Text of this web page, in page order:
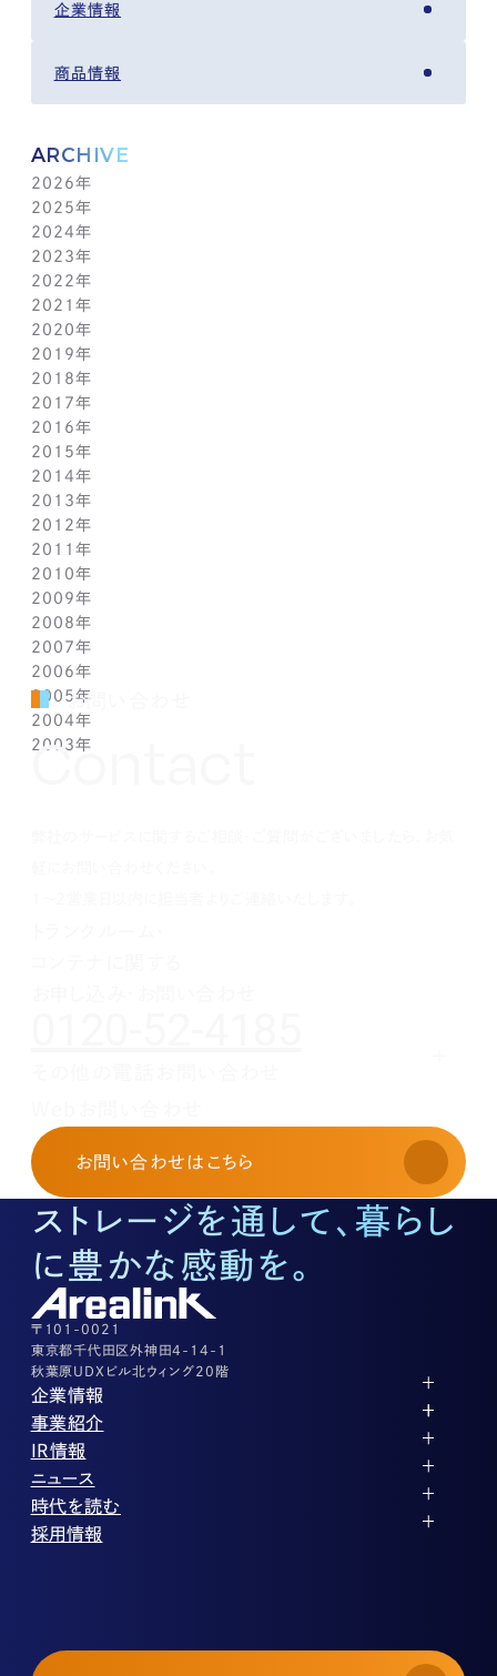
企業情報
商品情報
ARCHIVE
2026年
8月(1)
7月(14)
6月(5)
5月(6)
4月(12)
3月(13)
2月(9)
1月(4)
2025年
12月(6)
11月(5)
10月(8)
9月(12)
8月(8)
7月(10)
6月(6)
5月(7)
4月(11)
3月(9)
2月(10)
1月(5)
2024年
12月(7)
11月(5)
10月(12)
9月(4)
8月(5)
7月(11)
6月(7)
5月(5)
4月(11)
3月(6)
2月(13)
1月(2)
2023年
12月(3)
11月(13)
10月(11)
9月(3)
8月(5)
7月(8)
6月(2)
5月(12)
4月(5)
3月(8)
2月(9)
1月(3)
2022年
12月(2)
11月(4)
10月(4)
9月(1)
8月(3)
7月(6)
6月(2)
5月(4)
4月(6)
3月(8)
2月(8)
1月(2)
2021年
12月(4)
11月(2)
10月(6)
9月(3)
8月(2)
7月(7)
6月(1)
5月(5)
4月(6)
3月(9)
2月(7)
1月(3)
2020年
12月(2)
11月(3)
10月(5)
9月(3)
8月(3)
7月(5)
6月(1)
5月(3)
4月(6)
3月(3)
2月(6)
1月(1)
2019年
12月(2)
11月(3)
10月(4)
9月(1)
8月(4)
7月(5)
6月(1)
5月(4)
4月(5)
3月(4)
2月(4)
1月(2)
2018年
12月(2)
11月(7)
10月(8)
9月(7)
8月(8)
7月(7)
6月(7)
5月(9)
4月(7)
3月(6)
2月(5)
1月(1)
2017年
12月(2)
11月(5)
10月(5)
9月(5)
8月(6)
7月(7)
6月(1)
5月(3)
4月(3)
3月(3)
2月(5)
2016年
12月(2)
11月(3)
10月(7)
9月(2)
8月(3)
7月(6)
6月(5)
5月(4)
4月(3)
3月(2)
2月(7)
1月(1)
2015年
12月(3)
11月(6)
10月(7)
9月(3)
8月(8)
7月(7)
6月(5)
5月(4)
4月(4)
3月(3)
2月(5)
1月(3)
2014年
12月(2)
11月(7)
10月(7)
9月(6)
8月(5)
7月(9)
6月(6)
5月(3)
4月(7)
3月(3)
2月(6)
2013年
12月(6)
11月(6)
10月(5)
9月(7)
8月(4)
7月(3)
6月(1)
5月(5)
4月(1)
3月(1)
2012年
12月(1)
11月(1)
10月(1)
9月(1)
8月(1)
7月(3)
5月(2)
4月(1)
3月(1)
2011年
12月(1)
11月(1)
10月(2)
8月(2)
7月(4)
5月(2)
4月(1)
3月(3)
2010年
12月(1)
11月(1)
10月(2)
9月(1)
8月(2)
7月(3)
5月(2)
2009年
11月(6)
10月(9)
9月(3)
8月(1)
7月(5)
6月(2)
2008年
11月(4)
10月(2)
9月(2)
8月(4)
7月(3)
2007年
12月(2)
11月(2)
10月(1)
9月(2)
2006年
12月(1)
11月(1)
10月(2)
2005年
10月(2)
8月(4)
2004年
12月(4)
2003年
お問い合わせ
Contact
お申し込み・お問い合わせ
03-3526-8568
土地活用に関するお問い合わせ
03-3526-8574
底地に関するお問い合わせ
03-3526-8572
株式に関するお問い合わせ
03-3526-8556
その他上記に当てはまらない案件等
03-3526-8556
お問い合わせ はこちら
ストレージを通して、暮らし
に豊かな感動を。
〒101-0021
東京都千代田区外神田4-14-1
秋葉原UDXビル北ウィング20階
企業情報
代表メッセージ
企業理念
会社概要
役員紹介
沿革
コーポレートガバナンス
事業紹介
ストレージ事業
パートナー制度
ストレージライフ
土地権利整備事業
オフィス事業
アセット事業
IR情報
IRカレンダー
中期経営計画
事業等のリスク
株式・株主情報
個人投資家の皆様へ
ニュース
PR
IR
時代を読む
投稿一覧
採用情報
採用エントリー